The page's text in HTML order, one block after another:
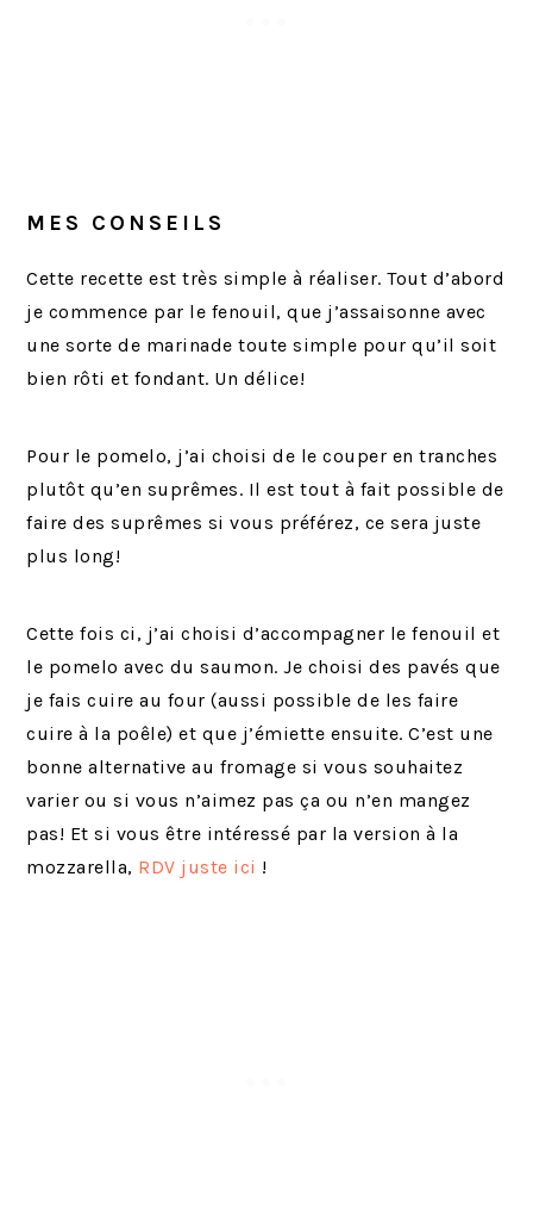
MES CONSEILS
Cette recette est très simple à réaliser. Tout d’abord
je commence par le fenouil, que j’assaisonne avec
une sorte de marinade toute simple pour qu’il soit
bien rôti et fondant. Un délice!
Pour le pomelo, j’ai choisi de le couper en tranches
plutôt qu’en suprêmes. Il est tout à fait possible de
faire des suprêmes si vous préférez, ce sera juste
plus long!
Cette fois ci, j’ai choisi d’accompagner le fenouil et
le pomelo avec du saumon. Je choisi des pavés que
je fais cuire au four (aussi possible de les faire
cuire à la poêle) et que j’émiette ensuite. C’est une
bonne alternative au fromage si vous souhaitez
varier ou si vous n’aimez pas ça ou n’en mangez
pas! Et si vous être intéressé par la version à la
mozzarella, RDV juste ici !